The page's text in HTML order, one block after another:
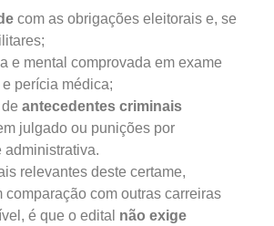
com as obrigações eleitorais e, se
e mental comprovada em exame
perícia médica;
antecedentes criminais
julgado ou punições por
administrativa.
relevantes deste certame,
comparação com outras carreiras
é que o edital não exige